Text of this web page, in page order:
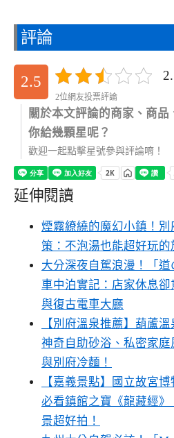
評論
2.5
2位網友投票評論
關於本文評論的商家、商品
你給幾顆星呢？
歡迎一起點擊星號參與評論唷！
延伸閱讀
煙霧繚繞的魔幻小鎮！
策：不泡湯也能超好玩的
大分深夜自駕浪漫！「
車中泊實記：店家休息
與復古電車大廳
【別府溫泉推薦】葫蘆
神奇自助砂浴、私密家
與別府冷麵！
【嘉義景點】國立故宮
必看鎮館之寶《龍藏經
景超好拍！